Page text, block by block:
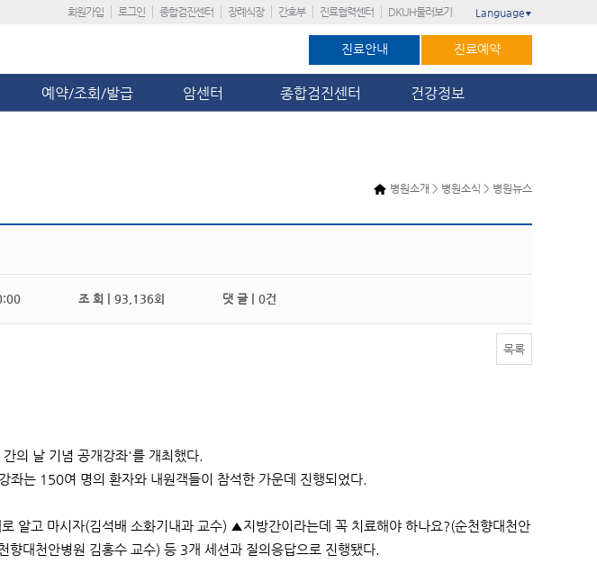
회원가입 로그인 종합검진센터 장례식장 간호부 진료협력센터 DKUH둘러보기 Language ▼
진료안내 진료예약
예약/조회/발급 암센터 종합검진센터 건강정보
병원소개 > 병원소식 > 병원뉴스
조 회 | 93,136회 댓 글 | 0건
목록
의 날 기념 공개강좌'를 개최했다.
좌는 150여 명의 환자와 내원객들이 참석한 가운데 진행되었다.
알고 마시자(김석배 소화기내과 교수) ▲지방간이라는데 꼭 치료해야 하나요?(순천향대천안
대천안병원 김홍수 교수) 등 3개 세션과 질의응답으로 진행됐다.